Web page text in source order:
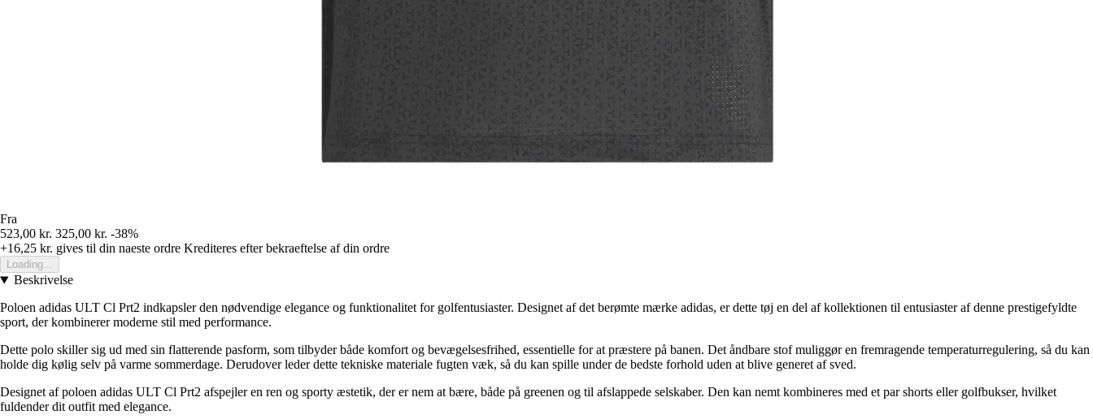
Fra
523,00 kr. 325,00 kr. -38%
+16,25 kr. gives til din naeste ordre Krediteres efter bekraeftelse af din ordre
Loading...
Beskrivelse
Poloen adidas ULT Cl Prt2 indkapsler den nødvendige elegance og funktionalitet for golfentusiaster. Designet af det berømte mærke adidas, er dette tøj en del af kollektionen til entusiaster af denne prestigefyldte
sport, der kombinerer moderne stil med performance.
Dette polo skiller sig ud med sin flatterende pasform, som tilbyder både komfort og bevægelsesfrihed, essentielle for at præstere på banen. Det åndbare stof muliggør en fremragende temperaturregulering, så du kan
holde dig kølig selv på varme sommerdage. Derudover leder dette tekniske materiale fugten væk, så du kan spille under de bedste forhold uden at blive generet af sved.
Designet af poloen adidas ULT Cl Prt2 afspejler en ren og sporty æstetik, der er nem at bære, både på greenen og til afslappede selskaber. Den kan nemt kombineres med et par shorts eller golfbukser, hvilket
fuldender dit outfit med elegance.